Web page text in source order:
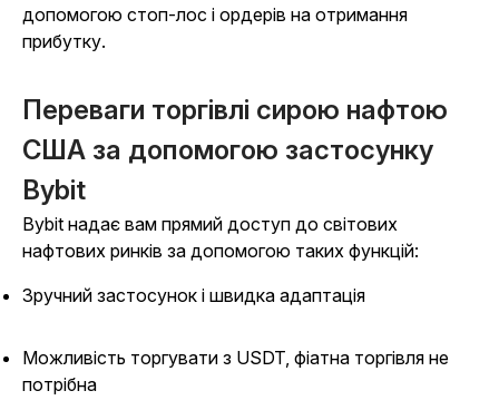
допомогою стоп-лос і ордерів на отримання
прибутку.
Переваги торгівлі сирою нафтою
США за допомогою застосунку
Bybit
Bybit надає вам прямий доступ до світових
нафтових ринків за допомогою таких функцій:
Зручний застосунок і швидка адаптація
Можливість торгувати з USDT, фіатна торгівля не
потрібна